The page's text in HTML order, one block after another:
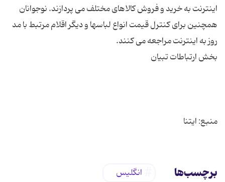
اینترنت به خرید و فروش کالاهای مختلف می پردازند. نوجوانان
همچنین برای کنترل قیمت انواع لباسها و دیگر اقلام مرتبط با مد
منبع: ایتنا
برچسب‌ها انگلیس